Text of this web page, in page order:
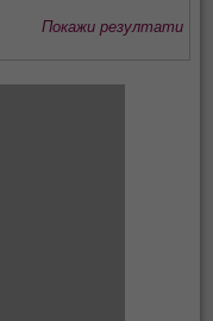
Покажи резултати